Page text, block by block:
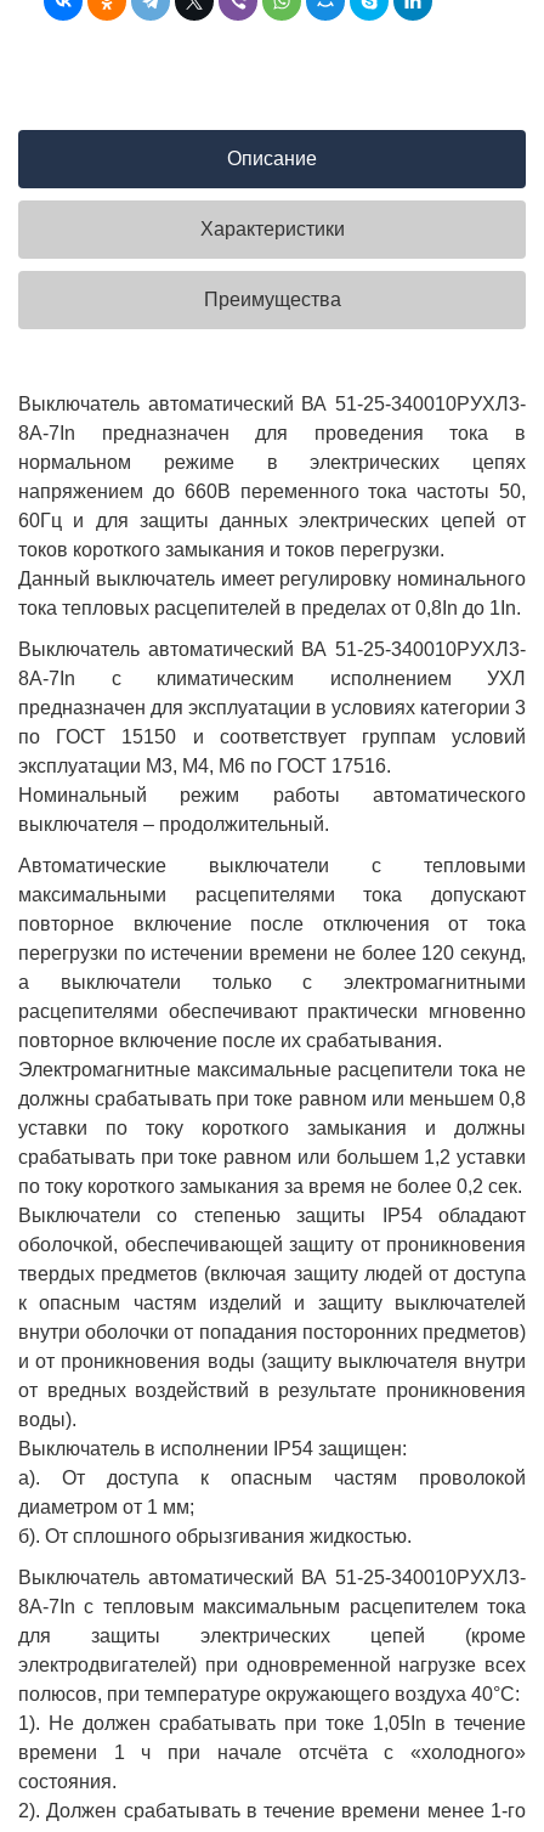
Описание
Характеристики
Преимущества
Выключатель автоматический ВА 51-25-340010РУХЛ3-
8А-7In предназначен для проведения тока в
нормальном режиме в электрических цепях
напряжением до 660В переменного тока частоты 50,
60Гц и для защиты данных электрических цепей от
токов короткого замыкания и токов перегрузки.
Данный выключатель имеет регулировку номинального
тока тепловых расцепителей в пределах от 0,8In до 1In.
Выключатель автоматический ВА 51-25-340010РУХЛ3-
8А-7In с климатическим исполнением УХЛ
предназначен для эксплуатации в условиях категории 3
по ГОСТ 15150 и соответствует группам условий
эксплуатации М3, М4, М6 по ГОСТ 17516.
Номинальный режим работы автоматического
выключателя – продолжительный.
Автоматические выключатели с тепловыми
максимальными расцепителями тока допускают
повторное включение после отключения от тока
перегрузки по истечении времени не более 120 секунд,
а выключатели только с электромагнитными
расцепителями обеспечивают практически мгновенно
повторное включение после их срабатывания.
Электромагнитные максимальные расцепители тока не
должны срабатывать при токе равном или меньшем 0,8
уставки по току короткого замыкания и должны
срабатывать при токе равном или большем 1,2 уставки
по току короткого замыкания за время не более 0,2 сек.
Выключатели со степенью защиты IP54 обладают
оболочкой, обеспечивающей защиту от проникновения
твердых предметов (включая защиту людей от доступа
к опасным частям изделий и защиту выключателей
внутри оболочки от попадания посторонних предметов)
и от проникновения воды (защиту выключателя внутри
от вредных воздействий в результате проникновения
воды).
Выключатель в исполнении IP54 защищен:
а). От доступа к опасным частям проволокой
диаметром от 1 мм;
б). От сплошного обрызгивания жидкостью.
Выключатель автоматический ВА 51-25-340010РУХЛ3-
8А-7In с тепловым максимальным расцепителем тока
для защиты электрических цепей (кроме
электродвигателей) при одновременной нагрузке всех
полюсов, при температуре окружающего воздуха 40°С:
1). Не должен срабатывать при токе 1,05In в течение
времени 1 ч при начале отсчёта с «холодного»
состояния.
2). Должен срабатывать в течение времени менее 1-го